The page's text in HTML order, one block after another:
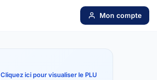
Mon compte
Cliquez ici pour visualiser le PLU